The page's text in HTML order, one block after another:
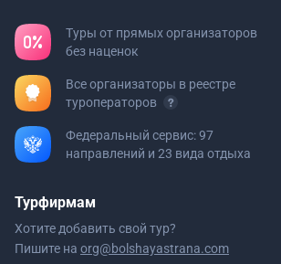
Туры от прямых организаторов
без наценок
Все организаторы в реестре
туроператоров
Федеральный сервис: 97
направлений и 23 вида отдыха
Турфирмам
Хотите добавить свой тур?
Пишите на org@bolshayastrana.com